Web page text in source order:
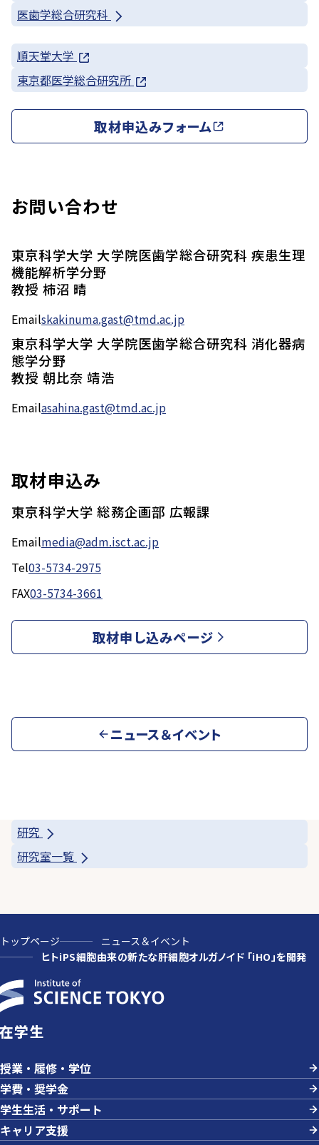
医歯学総合研究科
順天堂大学
東京都医学総合研究所
取材申込みフォーム
お問い合わせ
東京科学大学 大学院医歯学総合研究科 疾患生理
機能解析学分野
教授 柿沼 晴
Emailskakinuma.gast@tmd.ac.jp
東京科学大学 大学院医歯学総合研究科 消化器病
態学分野
教授 朝比奈 靖浩
Emailasahina.gast@tmd.ac.jp
取材申込み
東京科学大学 総務企画部 広報課
Emailmedia@adm.isct.ac.jp
Tel03-5734-2975
FAX03-5734-3661
取材申し込みページ
ニュース＆イベント
研究
研究室一覧
トップページ
ニュース＆イベント
ヒトiPS細胞由来の新たな肝細胞オルガノイド 「iHO」を開発
在学生
授業・履修・学位
学費・奨学金
学生生活・サポート
キャリア支援